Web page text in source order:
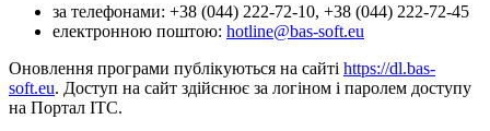
за телефонами: +38 (044) 222-72-10, +38 (044) 222-72-45
електронною поштою: hotline@bas-soft.eu
Оновлення програми публікуються на сайті https://dl.bas-
soft.eu. Доступ на сайт здійснює за логіном і паролем доступу
на Портал ІТС.